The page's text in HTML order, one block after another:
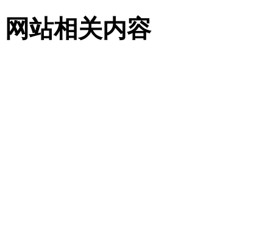
网站相关内容